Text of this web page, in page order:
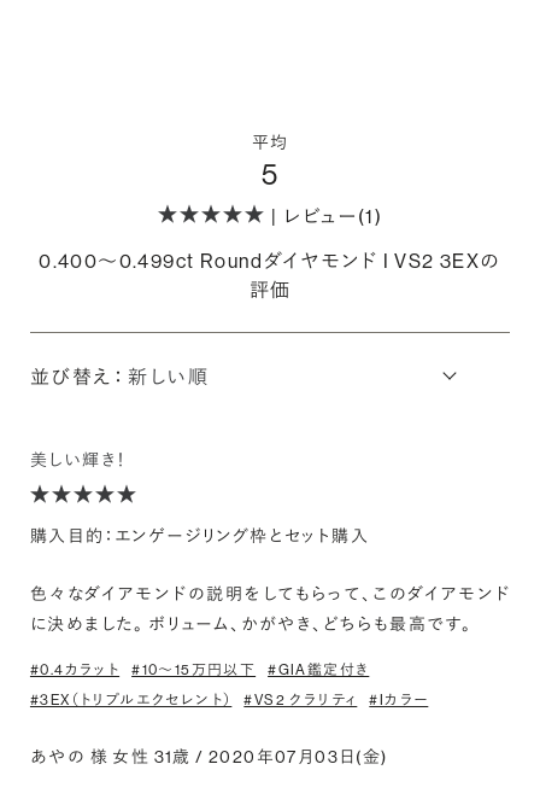
平均
5
| レビュー(1)
0.400〜0.499ct Roundダイヤモンド I VS2 3EXの
評価
並び替え：
美しい輝き！
購入目的：エンゲージリング枠とセット購入
色々なダイアモンドの説明をしてもらって、このダイアモンド
に決めました。 ボリューム、かがやき、どちらも最高です。
#0.4カラット #10〜15万円以下
#GIA鑑定付き
#3EX（トリプルエクセレント）
#VS2 クラリティ #Iカラー
あやの 様 女性 31歳 / 2020年07月03日(金)